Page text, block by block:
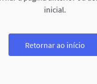
inicial.
Retornar ao início